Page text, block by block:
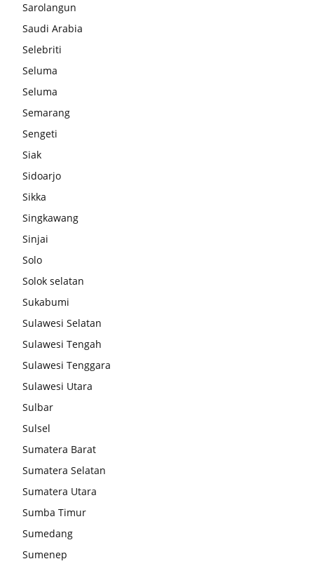
Sarolangun
Saudi Arabia
Selebriti
Seluma
Seluma
Semarang
Sengeti
Siak
Sidoarjo
Sikka
Singkawang
Sinjai
Solo
Solok selatan
Sukabumi
Sulawesi Selatan
Sulawesi Tengah
Sulawesi Tenggara
Sulawesi Utara
Sulbar
Sulsel
Sumatera Barat
Sumatera Selatan
Sumatera Utara
Sumba Timur
Sumedang
Sumenep